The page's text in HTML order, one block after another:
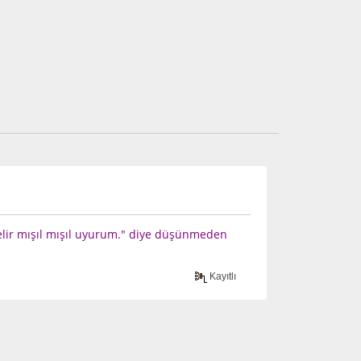
mışıl mışıl uyurum." diye düşünmeden
Kayıtlı